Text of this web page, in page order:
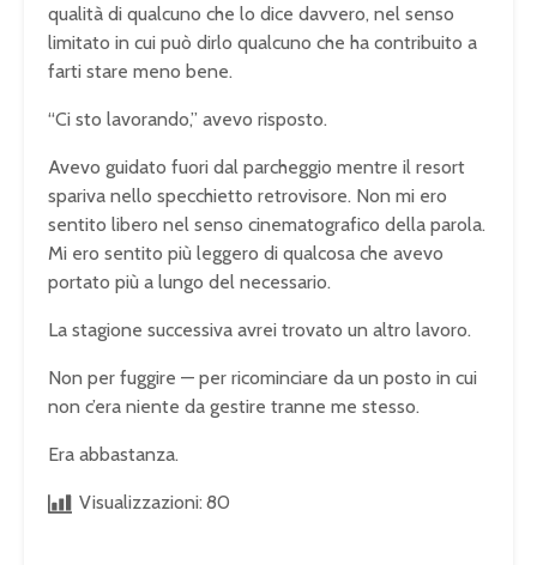
qualità di qualcuno che lo dice davvero, nel senso
limitato in cui può dirlo qualcuno che ha contribuito a
farti stare meno bene.
“Ci sto lavorando,” avevo risposto.
Avevo guidato fuori dal parcheggio mentre il resort
spariva nello specchietto retrovisore. Non mi ero
sentito libero nel senso cinematografico della parola.
Mi ero sentito più leggero di qualcosa che avevo
portato più a lungo del necessario.
La stagione successiva avrei trovato un altro lavoro.
Non per fuggire — per ricominciare da un posto in cui
non c’era niente da gestire tranne me stesso.
Era abbastanza.
Visualizzazioni: 80